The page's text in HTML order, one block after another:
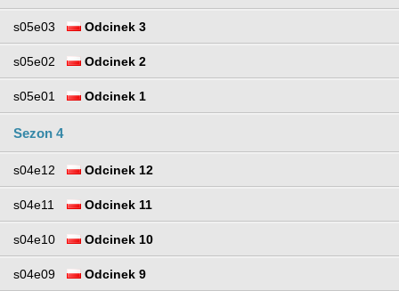
s05e03 Odcinek 3
s05e02 Odcinek 2
s05e01 Odcinek 1
Sezon 4
s04e12 Odcinek 12
s04e11 Odcinek 11
s04e10 Odcinek 10
s04e09 Odcinek 9